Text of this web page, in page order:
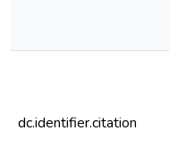
dc.identifier.citation